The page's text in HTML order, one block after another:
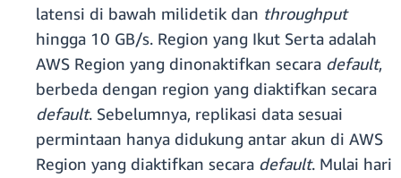
latensi di bawah milidetik dan throughput
hingga 10 GB/s. Region yang Ikut Serta adalah
AWS Region yang dinonaktifkan secara default,
berbeda dengan region yang diaktifkan secara
default. Sebelumnya, replikasi data sesuai
permintaan hanya didukung antar akun di AWS
Region yang diaktifkan secara default. Mulai hari